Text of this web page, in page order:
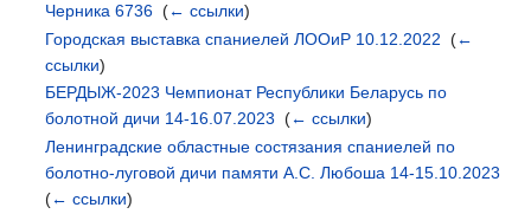
Черника 6736 ‎(← ссылки)
Городская выставка спаниелей ЛООиР 10.12.2022 ‎(←
ссылки)
БЕРДЫЖ-2023 Чемпионат Республики Беларусь по
болотной дичи 14-16.07.2023 ‎(← ссылки)
Ленинградские областные состязания спаниелей по
болотно-луговой дичи памяти А.С. Любоша 14-15.10.2023
(← ссылки)